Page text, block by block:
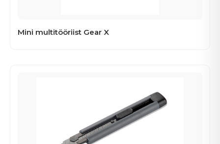
Mini multitööriist Gear X